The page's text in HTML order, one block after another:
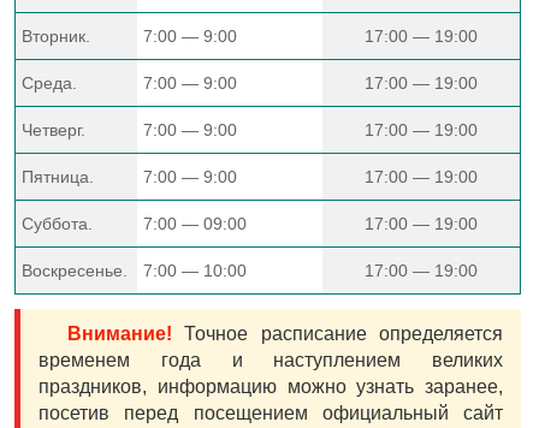
Вторник. 7:00 — 9:00 17:00 — 19:00
Среда. 7:00 — 9:00 17:00 — 19:00
Четверг. 7:00 — 9:00 17:00 — 19:00
Пятница. 7:00 — 9:00 17:00 — 19:00
Суббота. 7:00 — 09:00 17:00 — 19:00
Воскресенье. 7:00 — 10:00 17:00 — 19:00
Внимание! Точное расписание определяется
временем года и наступлением великих
праздников, информацию можно узнать заранее,
посетив перед посещением официальный сайт